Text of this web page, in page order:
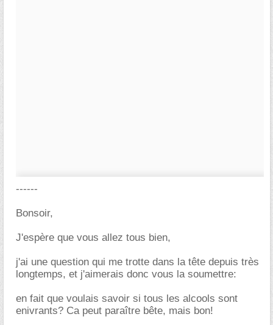
------
Bonsoir,
J'espère que vous allez tous bien,
j'ai une question qui me trotte dans la tête depuis très
longtemps, et j'aimerais donc vous la soumettre:
en fait que voulais savoir si tous les alcools sont
enivrants? Ca peut paraître bête, mais bon!